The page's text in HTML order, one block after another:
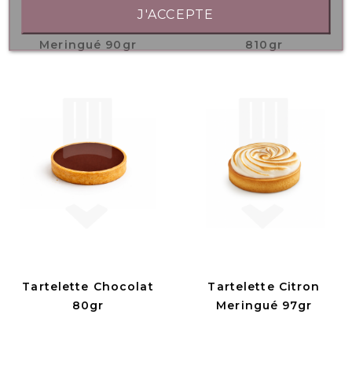
Meringué 90gr
810gr
Tartelette Chocolat
80gr
Tartelette Citron
Meringué 97gr
J'ACCEPTE